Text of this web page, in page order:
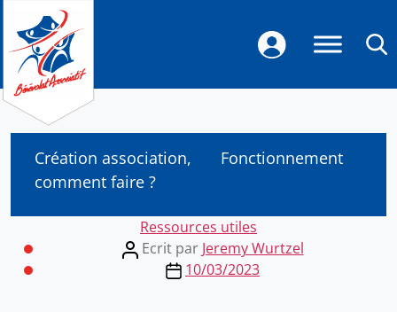
Création association,
comment faire ?
Fonctionnement
Categories
Ressources utiles
Post
author
Ecrit par Jeremy Wurtzel
Post10/03/2023